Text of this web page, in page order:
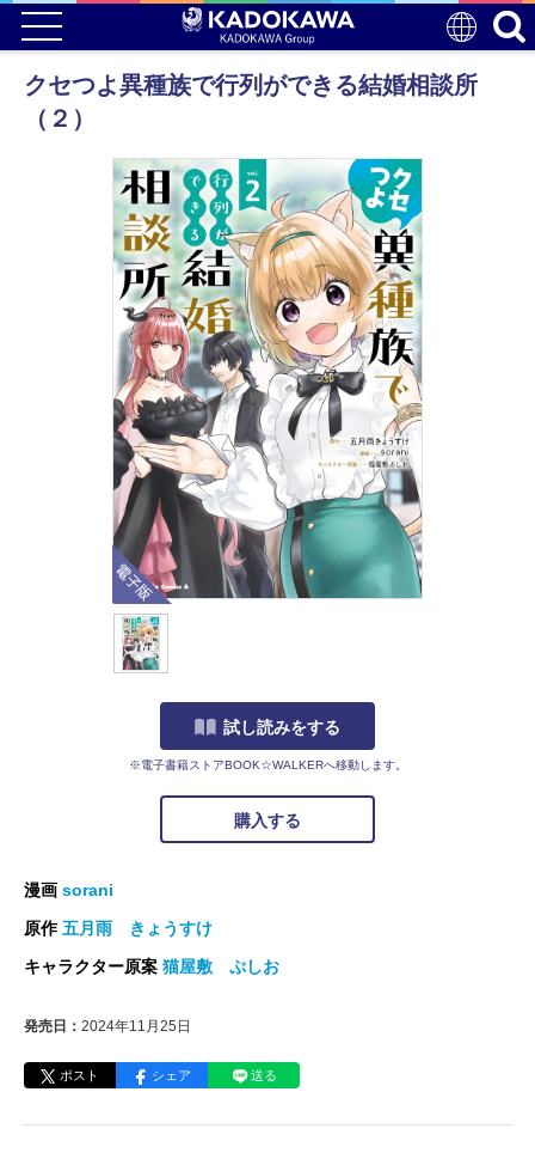
クセつよ異種族で行列ができる結婚相談所
（２）
電子版
試し読みをする
※電子書籍ストアBOOK☆WALKERへ移動します。
購入する
漫画 sorani
原作五月雨 きょうすけ
キャラクター原案 猫屋敷 ぷしお
発売日： 2024年11月25日
ポスト シェア 送る